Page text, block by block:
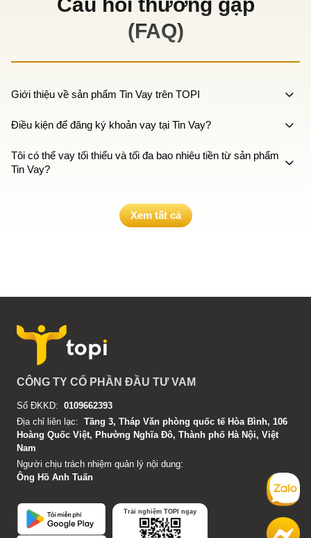
Câu hỏi thường gặp
(FAQ)
Giới thiệu về sản phẩm Tin Vay trên TOPI
Điều kiện để đăng ký khoản vay tại Tin Vay?
Tôi có thể vay tối thiểu và tối đa bao nhiêu tiền từ sản phẩm
Tin Vay?
Xem tất cả
CÔNG TY CỔ PHẦN ĐẦU TƯ VAM
Số ĐKKD: 0109662393
Địa chỉ liên lạc: Tầng 3, Tháp Văn phòng quốc tế Hòa Bình, 106
Hoàng Quốc Việt, Phường Nghĩa Đô, Thành phố Hà Nội, Việt
Nam
Người chịu trách nhiệm quản lý nội dung:
Ông Hồ Anh Tuấn
Trải nghiệm TOPI ngay